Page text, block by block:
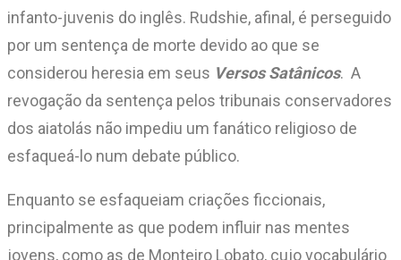
infanto-juvenis do inglês. Rudshie, afinal, é perseguido
por um sentença de morte devido ao que se
considerou heresia em seus Versos Satânicos. A
revogação da sentença pelos tribunais conservadores
dos aiatolás não impediu um fanático religioso de
esfaqueá-lo num debate público.
Enquanto se esfaqueiam criações ficcionais,
principalmente as que podem influir nas mentes
jovens, como as de Monteiro Lobato, cujo vocabulário